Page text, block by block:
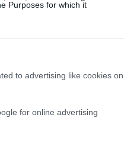
Purposes for which it
to advertising like cookies on
for online advertising
son las rosquitas.